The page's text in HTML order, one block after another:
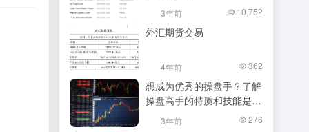
3年前 10,752
外汇期货交易
4年前 362
想成为优秀的操盘手？了解
操盘高手的特质和技能是关
键！3年前 276